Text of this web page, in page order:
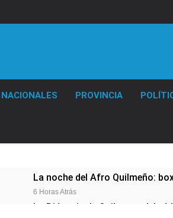
NACIONALES PROVINCIA
La noche del Afro Quilmeño:
6 Horas Atrás
La Diócesis de Quilmes celebró